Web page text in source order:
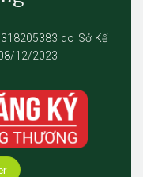
do Sở Kế
12/2023